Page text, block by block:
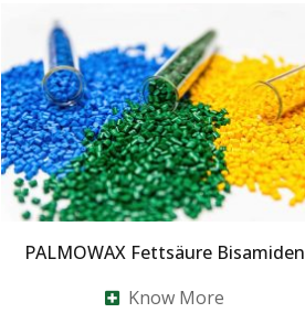
PALMOWAX Fettsäure Bisamiden
Know More